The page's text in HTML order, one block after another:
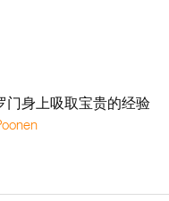
门身上吸取宝贵的经验